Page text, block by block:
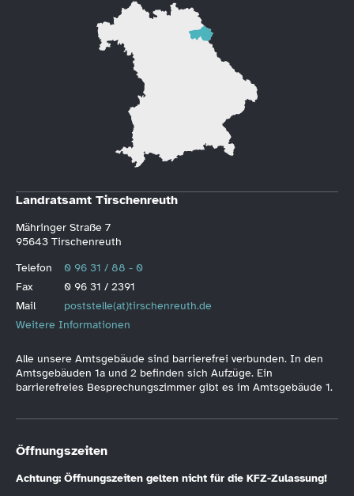
Landratsamt Tirschenreuth
Mähringer Straße 7
95643 Tirschenreuth
Telefon
0 96 31 / 88 - 0
Fax
0 96 31 / 2391
Mail
poststelle(at)tirschenreuth.de
Weitere Informationen
Alle unsere Amtsgebäude sind barrierefrei verbunden. In den
Amtsgebäuden 1a und 2 befinden sich Aufzüge. Ein
barrierefreies Besprechungszimmer gibt es im Amtsgebäude 1.
Öffnungszeiten
Achtung: Öffnungszeiten gelten nicht für die KFZ-Zulassung!